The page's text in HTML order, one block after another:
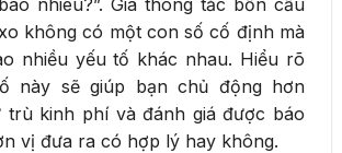
nhiêu?”. Giá thông tắc bồn cầu
không có một con số cố định mà
nhiều yếu tố khác nhau. Hiểu rõ
này sẽ giúp bạn chủ động hơn
trù kinh phí và đánh giá được báo
vị đưa ra có hợp lý hay không.